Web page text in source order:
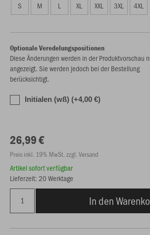
S M L XL XXL 3XL 4XL
Optionale Veredelungspositionen
Diese Änderungen werden in der Produktvorschau
angezeigt. Sie werden jedoch bei der Bestellung
berücksichtigt.
Initialen (wß) (+4,00 €)
26,99 €
Preis inkl. 19% MwSt. zzgl. Versand
Artikel sofort verfügbar
Lieferzeit: 20 Werktage
In den